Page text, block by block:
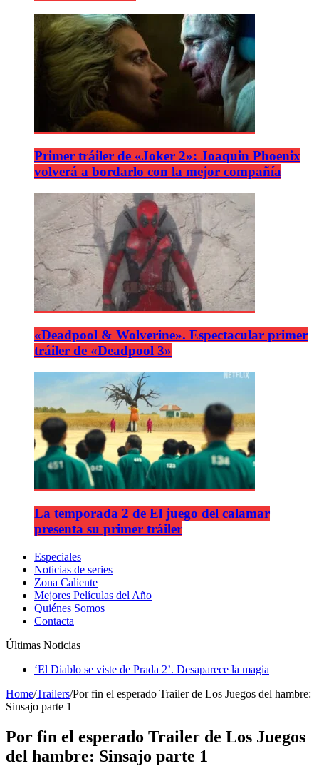
Primer tráiler de «Joker 2»: Joaquin Phoenix
volverá a bordarlo con la mejor compañía
«Deadpool & Wolverine». Espectacular primer
tráiler de «Deadpool 3»
La temporada 2 de El juego del calamar
presenta su primer tráiler
Especiales
Noticias de series
Zona Caliente
Mejores Películas del Año
Quiénes Somos
Contacta
Últimas Noticias
‘El Diablo se viste de Prada 2’. Desaparece la magia
Home/Trailers/Por fin el esperado Trailer de Los Juegos del hambre:
Sinsajo parte 1
Por fin el esperado Trailer de Los Juegos
del hambre: Sinsajo parte 1